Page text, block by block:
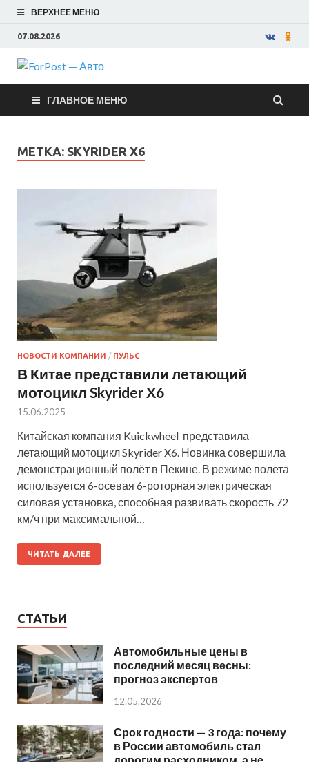
ВЕРХНЕЕ МЕНЮ
07.08.2026
ForPost —
Авто
ГЛАВНОЕ МЕНЮ
МЕТКА: SKYRIDER X6
НОВОСТИ КОМПАНИЙ / ПУЛЬС
В Китае представили летающий
мотоцикл Skyrider X6
15.06.2025
Китайская компания Kuickwheel представила
летающий мотоцикл Skyrider X6. Новинка совершила
демонстрационный полёт в Пекине. В режиме полета
используется 6-осевая 6-роторная электрическая
силовая установка, способная развивать скорость 72
км/ч при максимальной…
ЧИТАТЬ ДАЛЕЕ
СТАТЬИ
Автомобильные цены в
последний месяц весны:
прогноз экспертов
12.05.2026
Срок годности — 3 года: почему
в России автомобиль стал
дорогим расходником, а не